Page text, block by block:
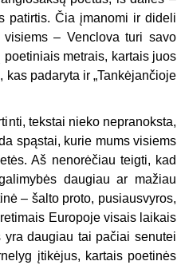
patirtis. Čia įmanomi ir dideli
– Venclova turi savo
metrais, kartais juos
kas pada­ryta ir „Tankėjančioje
tekstai nieko nepranoksta,
spąstai, kurie mums visiems
Aš nenorėčiau teigti, kad
daugiau ar mažiau
– šalto proto, pusiausvyros,
Europoje visais laikais
daugiau tai pačiai senutei
įtikėjus, kartais poetinės